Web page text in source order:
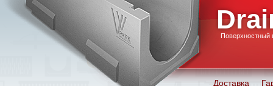
Поверхностный
Доставка